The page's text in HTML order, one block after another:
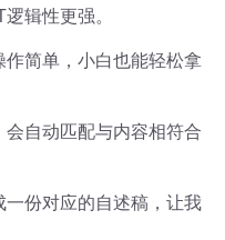
辑性更强。
简单，小白也能轻松拿
自动匹配与内容相符合
份对应的自述稿，让我